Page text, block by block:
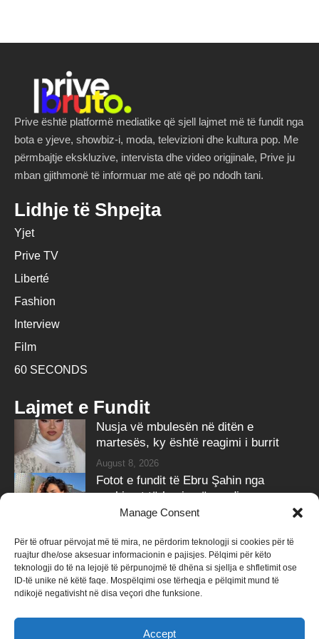
Manage Consent
Për të ofruar përvojat më të mira, ne përdorim teknologji si cookies për të
ruajtur dhe/ose aksesuar informacionin e pajisjes. Pëlqimi për këto
teknologji do të na lejojë të përpunojmë të dhëna si sjellja e shfletimit ose
ID-të unike në këtë faqe. Mospëlqimi ose tërheqja e pëlqimit mund të
ndikojë negativisht në disa veçori dhe funksione.
Accept
Prive është platformë mediatike që sjell lajmet më të fundit nga
bota e yjeve, showbiz-i, moda, televizioni dhe kultura pop. Me
përmbajtje ekskluzive, intervista dhe video origjinale, Prive ju
mban gjithmonë të informuar me atë që po ndodh tani.
Lidhje të Shpejta
Yjet
Prive TV
Liberté
Fashion
Interview
Film
60 SECONDS
Lajmet e Fundit
Nusja vë mbulesën në ditën e
martesës, ky është reagimi i burrit
August 8, 2026
Fotot e fundit të Ebru Şahin nga
pushimet tërheqin vëmendjen e
ndjekësve
Follow Us
258kFollowers 415k Followers